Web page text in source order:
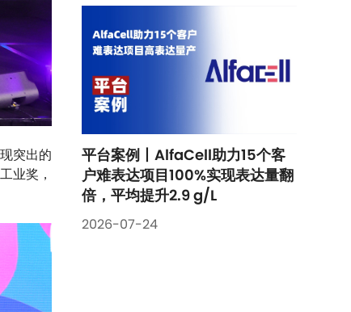
突出的
业奖，
平台案例丨AlfaCell助力15个客
户难表达项目100%实现表达量翻
倍，平均提升2.9 g/L
2026-07-24